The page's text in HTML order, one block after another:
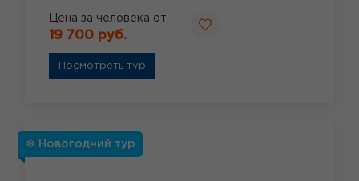
Цена за человека от
19 700 руб.
Посмотреть тур
❄ Новогодний тур